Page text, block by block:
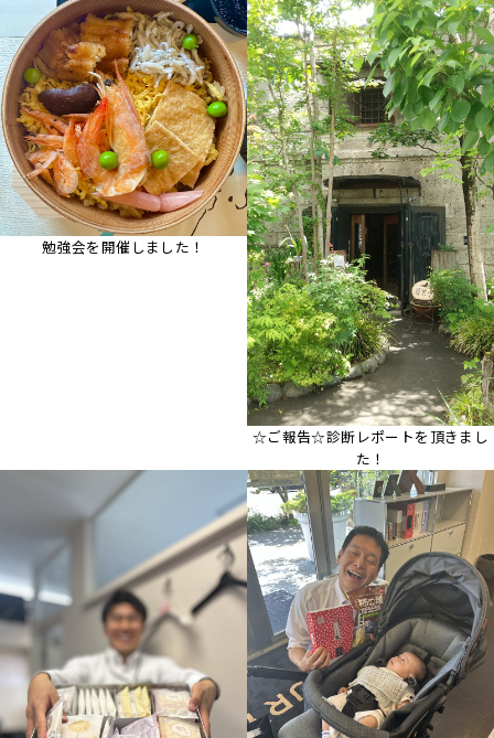
勉強会を開催しました！
☆ご報告☆診断レポートを頂きまし
た！